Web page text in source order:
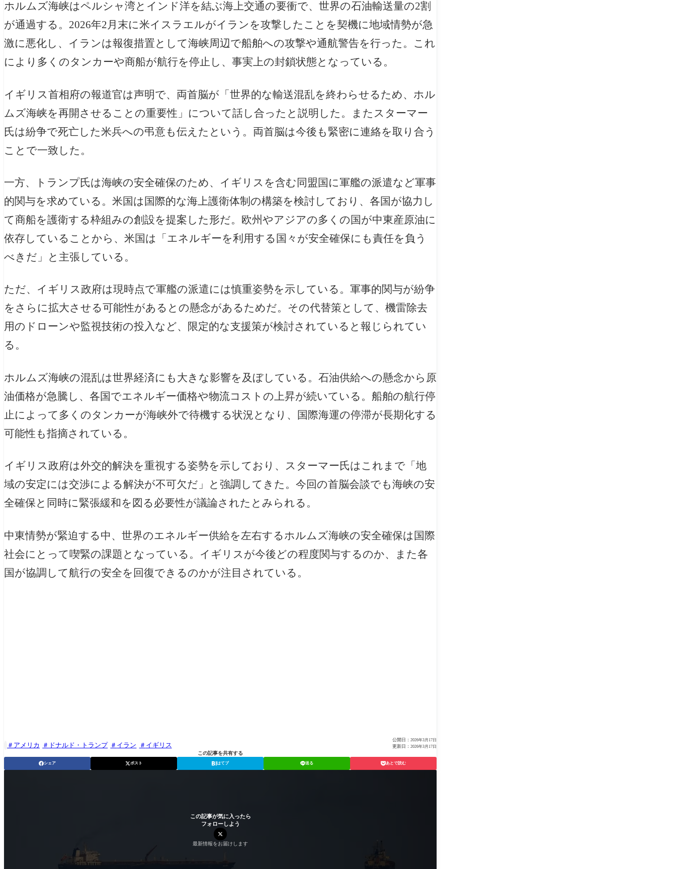
ホルムズ海峡はペルシャ湾とインド洋を結ぶ海上交通の要衝で、世界の石油輸送量の2割
が通過する。2026年2月末に米イスラエルがイランを攻撃したことを契機に地域情勢が急
激に悪化し、イランは報復措置として海峡周辺で船舶への攻撃や通航警告を行った。これ
により多くのタンカーや商船が航行を停止し、事実上の封鎖状態となっている。
イギリス首相府の報道官は声明で、両首脳が「世界的な輸送混乱を終わらせるため、ホル
ムズ海峡を再開させることの重要性」について話し合ったと説明した。またスターマー
氏は紛争で死亡した米兵への弔意も伝えたという。両首脳は今後も緊密に連絡を取り合う
ことで一致した。
一方、トランプ氏は海峡の安全確保のため、イギリスを含む同盟国に軍艦の派遣など軍事
的関与を求めている。米国は国際的な海上護衛体制の構築を検討しており、各国が協力し
て商船を護衛する枠組みの創設を提案した形だ。欧州やアジアの多くの国が中東産原油に
依存していることから、米国は「エネルギーを利用する国々が安全確保にも責任を負う
べきだ」と主張している。
ただ、イギリス政府は現時点で軍艦の派遣には慎重姿勢を示している。軍事的関与が紛争
をさらに拡大させる可能性があるとの懸念があるためだ。その代替策として、機雷除去
用のドローンや監視技術の投入など、限定的な支援策が検討されていると報じられてい
る。
ホルムズ海峡の混乱は世界経済にも大きな影響を及ぼしている。石油供給への懸念から原
油価格が急騰し、各国でエネルギー価格や物流コストの上昇が続いている。船舶の航行停
止によって多くのタンカーが海峡外で待機する状況となり、国際海運の停滞が長期化する
可能性も指摘されている。
イギリス政府は外交的解決を重視する姿勢を示しており、スターマー氏はこれまで「地
域の安定には交渉による解決が不可欠だ」と強調してきた。今回の首脳会談でも海峡の安
全確保と同時に緊張緩和を図る必要性が議論されたとみられる。
中東情勢が緊迫する中、世界のエネルギー供給を左右するホルムズ海峡の安全確保は国際
社会にとって喫緊の課題となっている。イギリスが今後どの程度関与するのか、また各
国が協調して航行の安全を回復できるのかが注目されている。
アメリカ ドナルド・トランプ イラン イギリス
公開日： 2026年3月17日
更新日： 2026年3月17日
この記事を共有する
シェア ポスト はてブ 送る あとで読む
この記事が気に入ったら
フォローしよう
最新情報をお届けします